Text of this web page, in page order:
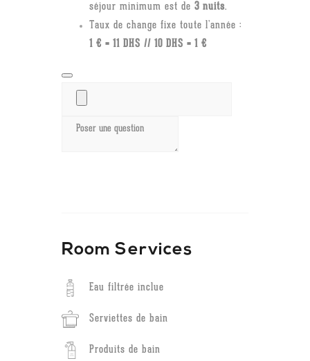
séjour minimum est de 3 nuits.
Taux de change fixe toute l’année :
1 € = 11 DHS // 10 DHS = 1 €
Room Services
Eau filtrée inclue
Serviettes de bain
Produits de bain